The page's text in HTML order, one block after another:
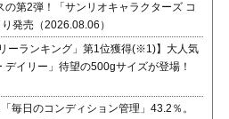
第2弾！「サンリオキャラクターズ コ
発売（2026.08.06）
ーランキング」第1位獲得(※1)】大人気
イリー」待望の500gサイズが登場！
毎日のコンディション管理」43.2％。